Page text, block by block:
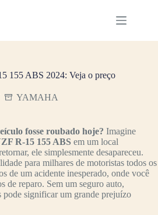
155 ABS 2024: Veja o preço
YAMAHA
fosse roubado hoje? Imagine
R-15 155 ABS em um local
ele simplesmente desapareceu.
para milhares de motoristas todos os
de um acidente inesperado, onde você
de reparo. Sem um seguro auto,
pode significar um grande prejuízo